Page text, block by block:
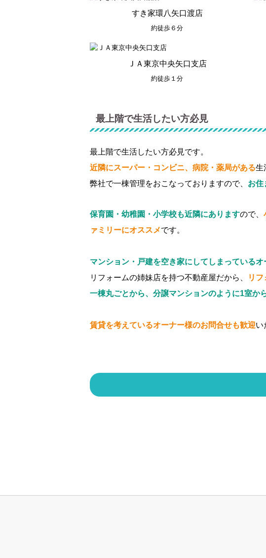
すき家環八矢口渡店
約徒歩６分
ＪＡ東京中央矢口支店
約徒歩１分
最上階で生活したい方必見
最上階で生活したい方必見です。
近隣にスーパー・コンビニ、病院・薬局がある生
弊社で一棟管理をおこなっておりますので、 お住
保育園・幼稚園・小学校も近隣にありますので、
ァミリーにオススメです。
マンション・戸建を空き家にしてしまっている
リフォームの姉妹店を持つ不動産屋だから、
リ
一棟丸ごとから、分譲マンションのように1室か
賃貸を考えているオーナー様のお問合せも歓迎い